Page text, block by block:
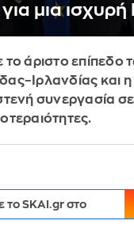
μια
το άριστο επίπεδο
και η
συνεργασία σε
το SKAI.gr στο